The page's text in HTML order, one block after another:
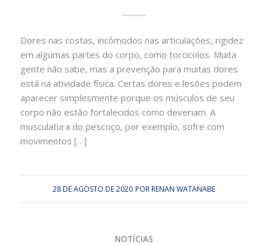
Dores nas costas, incômodos nas articulações, rigidez
em algumas partes do corpo, como torcicolos. Muita
gente não sabe, mas a prevenção para muitas dores
está na atividade física. Certas dores e lesões podem
aparecer simplesmente porque os músculos de seu
corpo não estão fortalecidos como deveriam. A
musculatura do pescoço, por exemplo, sofre com
movimentos […]
28 DE AGOSTO DE 2020 PORRENAN WATANABE
NOTÍCIAS